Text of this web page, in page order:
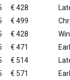
€ 428
€ 499
€ 428
€ 471
€ 514
€ 571